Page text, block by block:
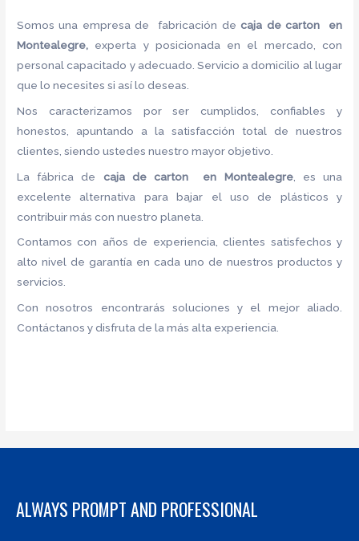
Somos una empresa de fabricación decaja de carton en
Montealegre, experta y posicionada en el mercado, con
personal capacitado y adecuado. Servicio a domicilio al lugar
que lo necesites si así lo deseas.
Nos caracterizamos por ser cumplidos, confiables y
honestos, apuntando a la satisfacción total de nuestros
clientes, siendo ustedes nuestro mayor objetivo.
La fábrica de caja de carton en Montealegre, es una
excelente alternativa para bajar el uso de plásticos y
contribuir más con nuestro planeta.
Contamos con años de experiencia, clientes satisfechos y
alto nivel de garantía en cada uno de nuestros productos y
servicios.
Con nosotros encontrarás soluciones y el mejor aliado.
Contáctanos y disfruta de la más alta experiencia.
ALWAYS PROMPT AND PROFESSIONAL